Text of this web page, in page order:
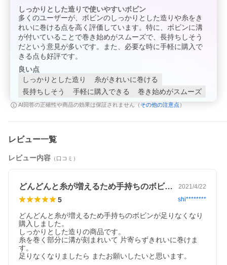
しっかりとした造りで使いやすいボビン
多くのユーザーが、ボビンのしっかりとした造りや糸をき
れいに巻ける点を高く評価しています。特に、ボビンに溝
が付いていることで巻き始めがスムーズで、長持ちしそう
だという意見が多いです。また、必要な時に手軽に購入で
きる点も好評です。
良い点
しっかりとした造り
糸がきれいに巻ける
長持ちしそう
手軽に購入できる 巻き始めがスムーズ
AI回答の正確性や商品の効果は保証されません（ その他の注意点 ）
レビュー一覧
レビュー内容 （口コミ）
どんどんと糸が増えるため手持ちのボビン… 2021/4/22
5 shi********
どんどんと糸が増えるため手持ちのボビンが足りなくなり
購入しました。
しっかりとした造りの商品です。
糸を巻く部分に溝が刻まれいて 片寄らずきれいに巻けま
す。
足りなくなりましたら またお願いしたいと思います。